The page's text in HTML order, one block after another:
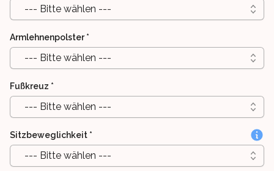
--- Bitte wählen ---
Armlehnenpolster *
--- Bitte wählen ---
Fußkreuz *
--- Bitte wählen ---
Sitzbeweglichkeit *
--- Bitte wählen ---